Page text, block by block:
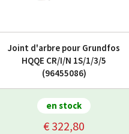
Joint d'arbre pour Grundfos
HQQE CR/I/N 1S/1/3/5
(96455086)
en stock
€ 322,80